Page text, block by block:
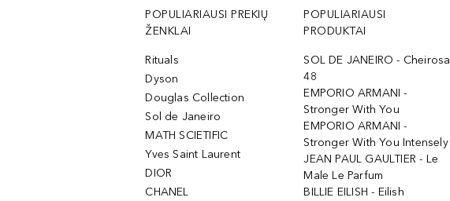
POPULIARIAUSI PREKIŲ
ŽENKLAI
Rituals
Dyson
Douglas Collection
Sol de Janeiro
MATH SCIETIFIC
Yves Saint Laurent
DIOR
CHANEL
POPULIARIAUSI
PRODUKTAI
SOL DE JANEIRO - Cheirosa
48
EMPORIO ARMANI -
Stronger With You
EMPORIO ARMANI -
Stronger With You Intensely
JEAN PAUL GAULTIER - Le
Male Le Parfum
BILLIE EILISH - Eilish